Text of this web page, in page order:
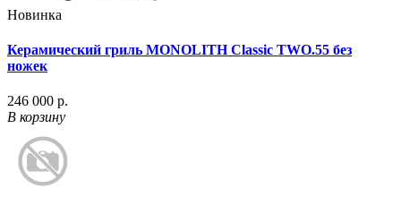
Новинка
Керамический гриль MONOLITH Classic TWO.55 без
ножек
246 000 р.
В корзину